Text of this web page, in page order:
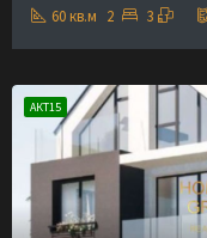
60 кв.м 2 3
АКТ15